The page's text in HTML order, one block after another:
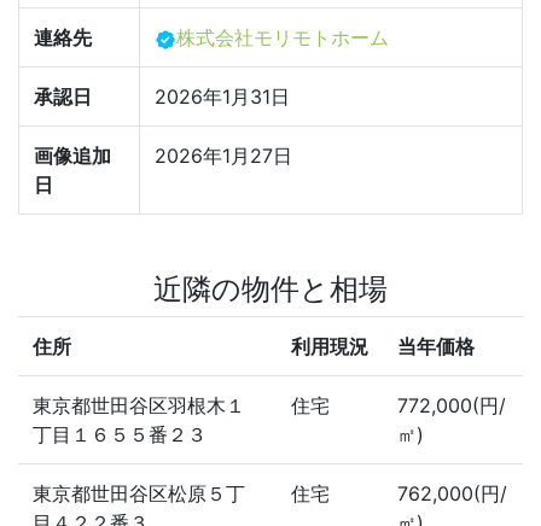
連絡先 株式会社モリモトホーム
承認日 2026年1月31日
画像追加
日
2026年1月27日
近隣の物件と相場
住所 利用現況 当年価格
東京都世田谷区羽根木１
丁目１６５５番２３
住宅
772,000(円/
㎡)
東京都世田谷区松原５丁
住宅
762,000(円/